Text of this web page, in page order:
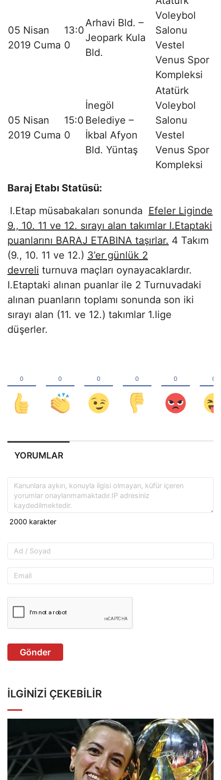
05 Nisan
2019 Cuma
13:0
0
Arhavi Bld. –
Jeopark Kula
Bld.
Voleybol
Salonu
Vestel
Venus Spor
Kompleksi
05 Nisan
2019 Cuma
15:0
0
İnegöl
Belediye –
İkbal Afyon
Bld. Yüntaş
Atatürk
Voleybol
Salonu
Vestel
Venus Spor
Kompleksi
Baraj Etabı Statüsü:
I.Etap müsabakaları sonunda Efeler Liginde
9., 10. 11 ve 12. sırayı alan takımlar I.Etaptaki
puanlarını BARAJ ETABINA taşırlar. 4 Takım
(9., 10. 11 ve 12.) 3’er günlük 2
devreli turnuva maçları oynayacaklardır.
I.Etaptaki alınan puanlar ile 2 Turnuvadaki
alınan puanların toplamı sonunda son iki
sırayı alan (11. ve 12.) takımlar 1.lige
düşerler.
YORUMLAR
Gönder
İLGINIZI ÇEKEBILIR